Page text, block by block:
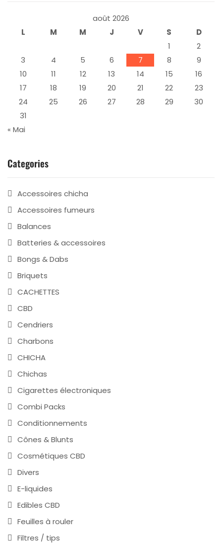
août 2026
L
M M J V S
D
1
2
3
4 5 6 7 8
9
10
11 12 13 14 15
16
17
18 19 20 21 22
23
24
25 26 27 28 29
30
31
« Mai
Categories
Accessoires chicha
Accessoires fumeurs
Balances
Batteries & accessoires
Bongs & Dabs
Briquets
CACHETTES
CBD
Cendriers
Charbons
CHICHA
Chichas
Cigarettes électroniques
Combi Packs
Conditionnements
Cônes & Blunts
Cosmétiques CBD
Divers
E-liquides
Edibles CBD
Feuilles à rouler
Filtres / tips